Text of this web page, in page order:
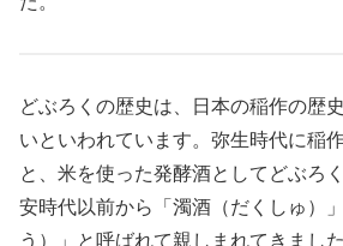
どぶろくの歴史は、日本の稲作の歴
いといわれています。弥生時代に稲
と、米を使った発酵酒としてどぶろ
安時代以前から「濁酒（だくしゅ）
う）」と呼ばれて親しまれてきまし